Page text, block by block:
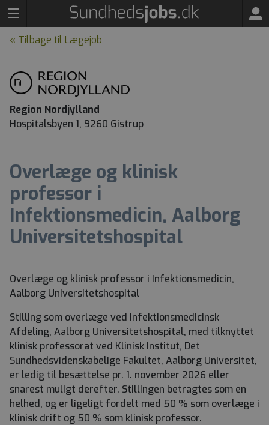
« Tilbage til Lægejob
Region Nordjylland
Hospitalsbyen 1, 9260 Gistrup
Overlæge og klinisk
professor i
Infektionsmedicin, Aalborg
Universitetshospital
Overlæge og klinisk professor i Infektionsmedicin,
Aalborg Universitetshospital
Stilling som overlæge ved Infektionsmedicinsk
Afdeling, Aalborg Universitetshospital, med tilknyttet
klinisk professorat ved Klinisk Institut, Det
Sundhedsvidenskabelige Fakultet, Aalborg Universitet,
er ledig til besættelse pr. 1. november 2026 eller
snarest muligt derefter. Stillingen betragtes som en
helhed, og er ligeligt fordelt med 50 % som overlæge i
klinisk drift og 50 % som klinisk professor.